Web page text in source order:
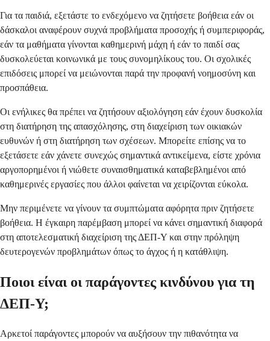
Για τα παιδιά, εξετάστε το ενδεχόμενο να ζητήσετε βοήθεια εάν οι
δάσκαλοι αναφέρουν συχνά προβλήματα προσοχής ή συμπεριφοράς,
εάν τα μαθήματα γίνονται καθημερινή μάχη ή εάν το παιδί σας
δυσκολεύεται κοινωνικά με τους συνομηλίκους του. Οι σχολικές
επιδόσεις μπορεί να μειώνονται παρά την προφανή νοημοσύνη και
προσπάθεια.
Οι ενήλικες θα πρέπει να ζητήσουν αξιολόγηση εάν έχουν δυσκολία
στη διατήρηση της απασχόλησης, στη διαχείριση των οικιακών
ευθυνών ή στη διατήρηση των σχέσεων. Μπορείτε επίσης να το
εξετάσετε εάν χάνετε συνεχώς σημαντικά αντικείμενα, είστε χρόνια
αργοπορημένοι ή νιώθετε συναισθηματικά καταβεβλημένοι από
καθημερινές εργασίες που άλλοι φαίνεται να χειρίζονται εύκολα.
Μην περιμένετε να γίνουν τα συμπτώματα αφόρητα πριν ζητήσετε
βοήθεια. Η έγκαιρη παρέμβαση μπορεί να κάνει σημαντική διαφορά
στη αποτελεσματική διαχείριση της ΔΕΠ-Υ και στην πρόληψη
δευτερογενών προβλημάτων όπως το άγχος ή η κατάθλιψη.
Ποιοι είναι οι παράγοντες κινδύνου για τη
ΔΕΠ-Υ;
Αρκετοί παράγοντες μπορούν να αυξήσουν την πιθανότητα να